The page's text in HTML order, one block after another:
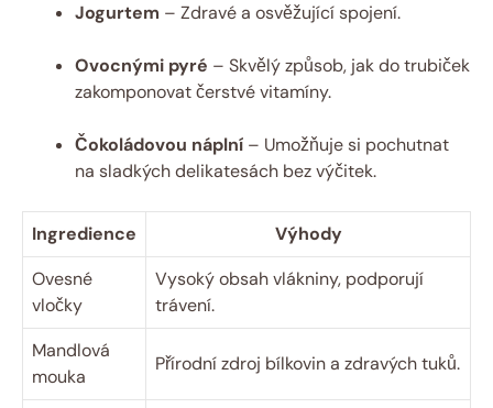
Jogurtem – Zdravé a osvěžující spojení.
Ovocnými pyré – Skvělý způsob, jak do trubiček
zakomponovat čerstvé vitamíny.
Čokoládovou náplní – Umožňuje si pochutnat
na sladkých delikatesách bez výčitek.
Ingredience
Výhody
Ovesné
vločky
Vysoký obsah vlákniny, podporují
trávení.
Mandlová
mouka
Přírodní zdroj bílkovin a zdravých tuků.